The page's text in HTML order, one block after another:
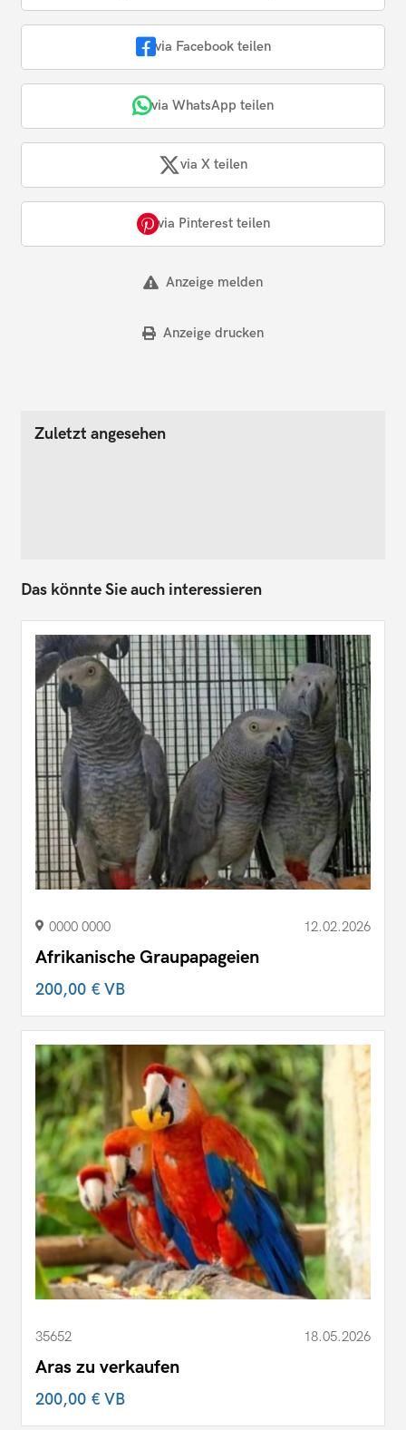
via Facebook teilen
via WhatsApp teilen
via X teilen
via Pinterest teilen
Anzeige melden
Anzeige drucken
Zuletzt angesehen
Das könnte Sie auch interessieren
0000 0000 12.02.2026
Afrikanische Graupapageien
200,00 €VB
35652 18.05.2026
Aras zu verkaufen
200,00 €VB